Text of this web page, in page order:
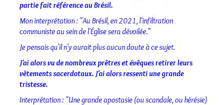
partie fait référence au Brésil.
Mon interprétation : "Au Brésil, en 2021, l'infiltration
communiste au sein de l'Église sera dévoilée."
Je pensais qu'il n'y aurait plus aucun doute à ce sujet.
J'ai alors vu de nombreux prêtres et évêques retirer leurs
vêtements sacerdotaux. J'ai alors ressenti une grande
tristesse.
Interprétation : "Une grande apostasie (ou scandale, ou hérésie)